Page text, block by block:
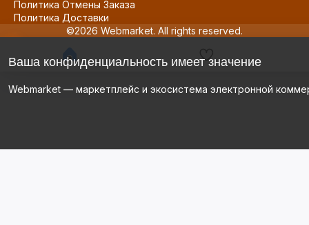
Политика Отмены Заказа
Политика Доставки
©2026 Webmarket. All rights reserved.
Ваша конфиденциальность имеет значение
Webmarket — маркетплейс и экосистема электронной